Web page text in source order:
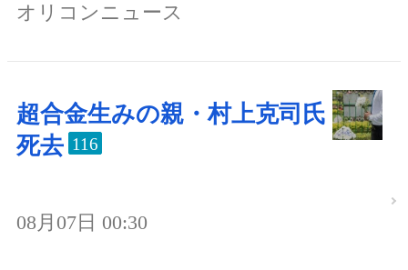
オリコンニュース
超合金生みの親・村上克司氏
死去 116
08月07日 00:30